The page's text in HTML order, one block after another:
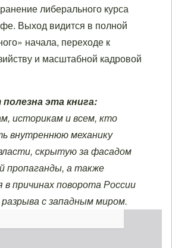
либерального курса
Выход видится в полной
начала, переходе к
и масштабной кадровой
эта книга:
историкам и всем, кто
внутреннюю механику
скрытую за фасадом
пропаганды, а также
в причинах поворота России
с западным миром.